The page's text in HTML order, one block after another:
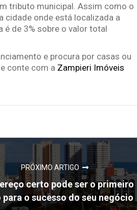
tributo municipal. Assim como o
cidade onde está localizada a
é de 3% sobre o valor total
e procura por casas ou
conte com a Zampieri Imóveis
PRÓXIMO ARTIGO
certo pode ser o primeiro
para o sucesso do seu negócio